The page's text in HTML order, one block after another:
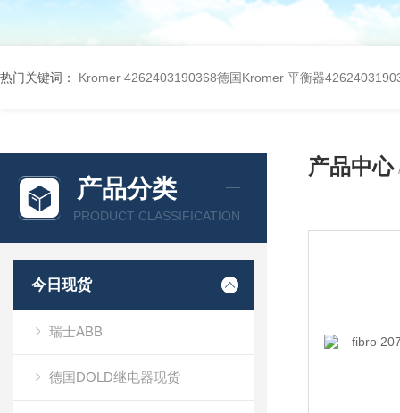
热门关键词： Kromer 4262403190368德国Kromer 平衡器
产品分类
PRODUCT CLASSIFICATION
今日现货
瑞士ABB
德国DOLD继电器现货
产品中心